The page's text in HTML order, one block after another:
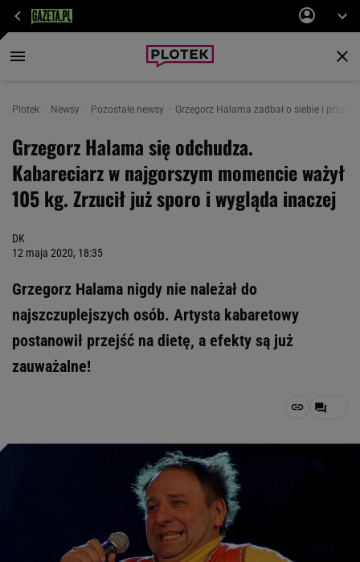
Plotek Newsy Pozostałe newsy Grzegorz Halama zadbał o siebie i
Grzegorz Halama się odchudza.
Kabareciarz w najgorszym momencie ważył
105 kg. Zrzucił już sporo i wygląda inaczej
DK
12 maja 2020, 18:35
Grzegorz Halama nigdy nie należał do
najszczuplejszych osób. Artysta kabaretowy
postanowił przejść na dietę, a efekty są już
zauważalne!